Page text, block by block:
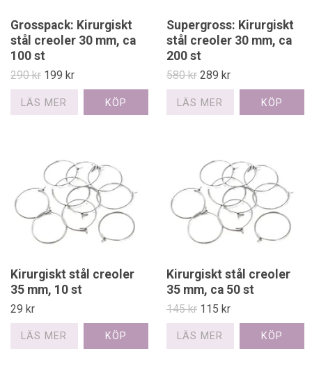
Grosspack: Kirurgiskt
stål creoler 30 mm, ca
100 st
290 kr 199 kr
LÄS MER
Supergross: Kirurgiskt
stål creoler 30 mm, ca
200 st
580 kr 289 kr
LÄS MER
Kirurgiskt stål creoler
35 mm, 10 st
29 kr
LÄS MER
Kirurgiskt stål creoler
35 mm, ca 50 st
145 kr 115 kr
LÄS MER